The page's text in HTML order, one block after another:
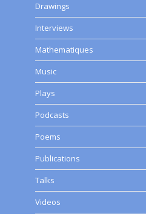
Drawings
Interviews
Mathematiques
Music
Plays
Podcasts
Poems
Publications
Talks
Videos